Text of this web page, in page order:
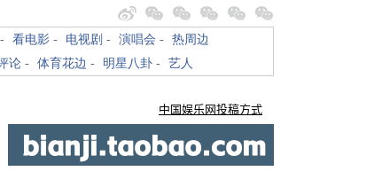
- 看电影 - 电视剧 - 演唱会 - 热周边
论 - 体育花边 - 明星八卦 - 艺人